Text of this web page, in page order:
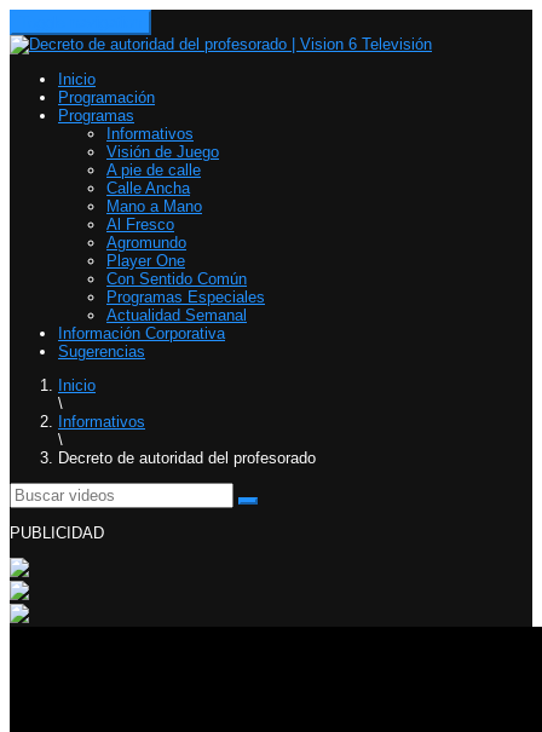
Inicio
Programación
Programas
Informativos
Visión de Juego
A pie de calle
Calle Ancha
Mano a Mano
Al Fresco
Agromundo
Player One
Con Sentido Común
Programas Especiales
Actualidad Semanal
Información Corporativa
Sugerencias
Inicio
\
Informativos
\
Decreto de autoridad del profesorado
PUBLICIDAD